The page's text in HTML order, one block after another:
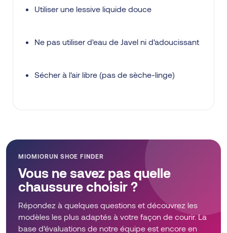
Utiliser une lessive liquide douce
Ne pas utiliser d'eau de Javel ni d'adoucissant
Sécher à l'air libre (pas de sèche-linge)
MIOMIORUN SHOE FINDER
Vous ne savez pas quelle
chaussure choisir ?
Répondez à quelques questions et découvrez les
modèles les plus adaptés à votre façon de courir. La
base d’évaluations de notre équipe est encore en